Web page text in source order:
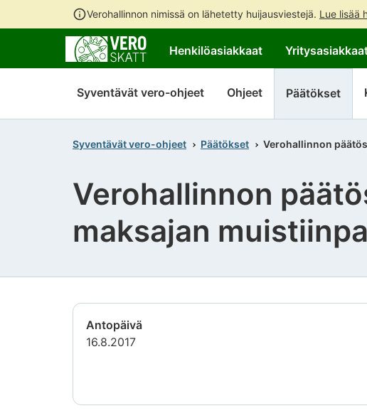
Verohallinnon nimissä on lähetetty huijausviestejä. Lue lisää
Henkilöasiakkaat
Syventävät vero-ohjeet Ohjeet Päätökset
Syventävät vero-ohjeet Päätökset Verohallinnon
Verohallinnon
maksajan
Antopäivä
16.8.2017